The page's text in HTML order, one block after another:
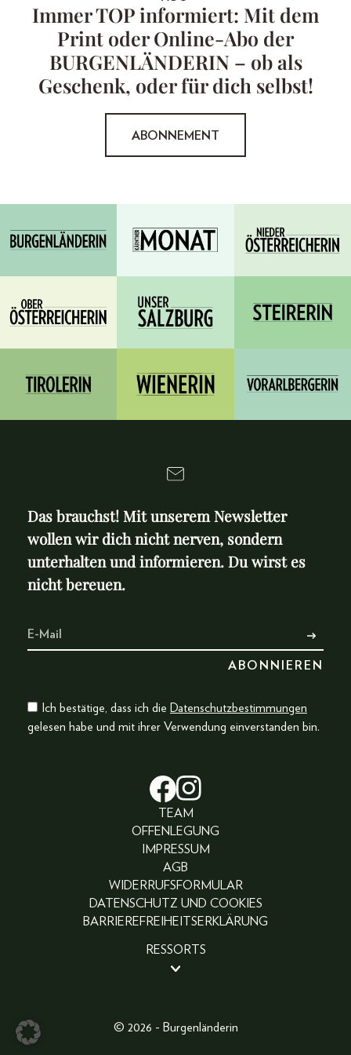
Immer TOP informiert: Mit dem
Print oder Online-Abo der
BURGENLÄNDERIN – ob als
Geschenk, oder für dich selbst!
ABONNEMENT
Das brauchst! Mit unserem Newsletter
wollen wir dich nicht nerven, sondern
unterhalten und informieren. Du wirst es
nicht bereuen.
Ich bestätige, dass ich die Datenschutzbestimmungen
gelesen habe und mit ihrer Verwendung einverstanden bin.
TEAM
OFFENLEGUNG
IMPRESSUM
AGB
WIDERRUFSFORMULAR
DATENSCHUTZ UND COOKIES
BARRIEREFREIHEITSERKLÄRUNG
RESSORTS
FASHION
© 2026 - Burgenländerin